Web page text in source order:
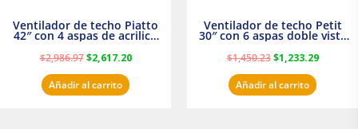
Ventilador de techo Piatto
42″ con 4 aspas de acrilico
transparente
$2,986.97 $2,617.20
Añadir al carrito
Ventilador de techo Petit
30″ con 6 aspas doble vista
Satinado Masterfan
$1,450.23 $1,233.29
Añadir al carrito